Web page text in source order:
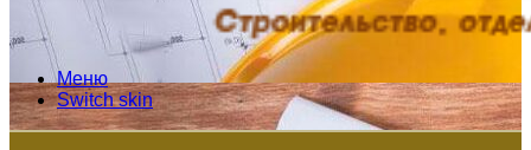
Меню
Switch skin